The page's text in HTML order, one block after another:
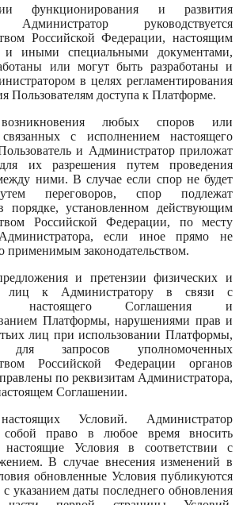
функционирования и развития
руководствуется
Российской Федерации, настоящим
и иными специальными документами,
или могут быть разработаны и
в целях регламентирования
Пользователям доступа к Платформе.
любых споров или
связанных с исполнением настоящего
и Администратор приложат
их разрешения путем проведения
ними. В случае если спор не будет
переговоров, спор подлежат
порядке, установленном действующим
Российской Федерации, по месту
если иное прямо не
применимым законодательством.
и претензии физических и
лиц к Администратору в связи с
настоящего Соглашения и
Платформы, нарушениями прав и
лиц при использовании Платформы,
запросов уполномоченных
Российской Федерации органов
по реквизитам Администратора,
Соглашении.
Условий. Администратор
собой право в любое время вносить
Условия в соответствии с
В случае внесения изменений в
обновленные Условия публикуются
указанием даты последнего обновления